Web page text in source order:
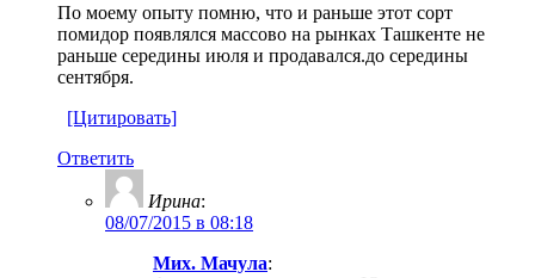
По моему опыту помню, что и раньше этот сорт
помидор появлялся массово на рынках Ташкенте не
раньше середины июля и продавался.до середины
сентября.
[Цитировать]
Ответить
Ирина:
08/07/2015 в 08:18
Мих. Мачула: